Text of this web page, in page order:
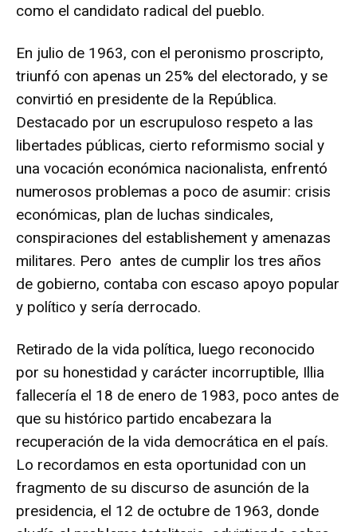
como el candidato radical del pueblo.
En julio de 1963, con el peronismo proscripto,
triunfó con apenas un 25% del electorado, y se
convirtió en presidente de la República.
Destacado por un escrupuloso respeto a las
libertades públicas, cierto reformismo social y
una vocación económica nacionalista, enfrentó
numerosos problemas a poco de asumir: crisis
económicas, plan de luchas sindicales,
conspiraciones del establishement y amenazas
militares. Pero antes de cumplir los tres años
de gobierno, contaba con escaso apoyo popular
y político y sería derrocado.
Retirado de la vida política, luego reconocido
por su honestidad y carácter incorruptible, Illia
fallecería el 18 de enero de 1983, poco antes de
que su histórico partido encabezara la
recuperación de la vida democrática en el país.
Lo recordamos en esta oportunidad con un
fragmento de su discurso de asunción de la
presidencia, el 12 de octubre de 1963, donde